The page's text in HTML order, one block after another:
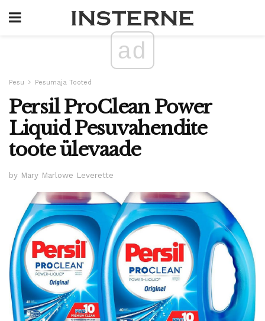
ad
Pesu Pesumaja Tooted
Persil ProClean Power
Liquid Pesuvahendite
toote ülevaade
by Mary Marlowe Leverette